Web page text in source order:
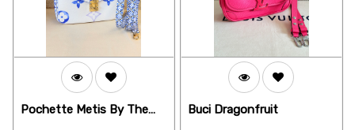
Pochette Metis By The
Buci Dragonfruit